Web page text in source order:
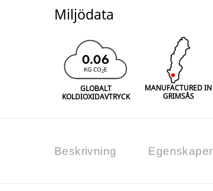
Miljödata
0.06
KG CO2E
GLOBALT
KOLDIOXIDAVTRYCK
MANUFACTURED IN
GRIMSÅS
Beskrivning Egenskaper